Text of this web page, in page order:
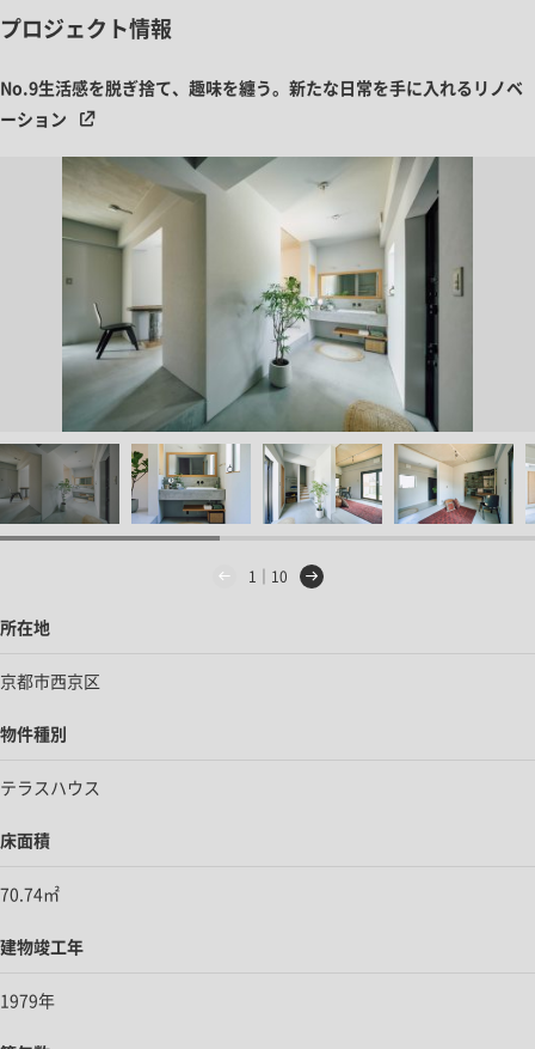
プロジェクト情報
No.9生活感を脱ぎ捨て、趣味を纏う。新たな日常を手に入れるリノベ
ーション
1｜10
所在地
京都市西京区
物件種別
テラスハウス
床面積
70.74㎡
建物竣工年
1979年